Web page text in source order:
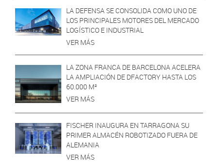
LA DEFENSA SE CONSOLIDA COMO UNO DE
LOS PRINCIPALES MOTORES DEL MERCADO
LOGÍSTICO E INDUSTRIAL
VER MÁS
LA ZONA FRANCA DE BARCELONA ACELERA
LA AMPLIACIÓN DE DFACTORY HASTA LOS
60.000 M²
VER MÁS
FISCHER INAUGURA EN TARRAGONA SU
PRIMER ALMACÉN ROBOTIZADO FUERA DE
ALEMANIA
VER MÁS